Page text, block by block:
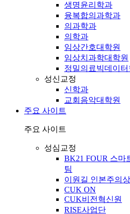
생명윤리학과
융복합의과학과
의과학과
의학과
임상간호대학원
임상치과학대학원
정밀의료빅데이
성신교정
신학과
교회음악대학원
주요 사이트
주요 사이트
성심교정
BK21 FOUR 스마
팀
이원길 인본주의상
CUK ON
CUK비전혁신원
RISE사업단